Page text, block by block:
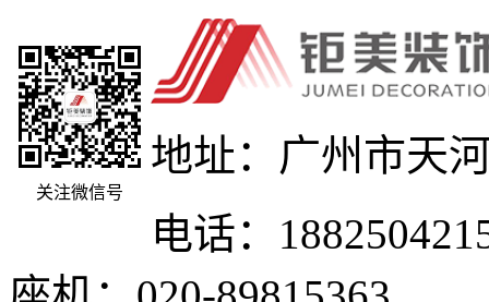
关注微信号
地址：广州市天
电话：